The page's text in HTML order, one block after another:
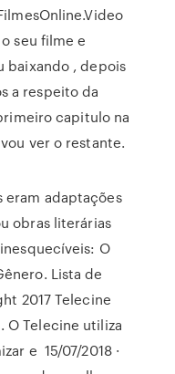
seu filme e
baixando , depois
a respeito da
capitulo na
ver o restante.
eram adaptações
obras literárias
O
Lista de
2017 Telecine
O Telecine utiliza
e 15/07/2018 ·